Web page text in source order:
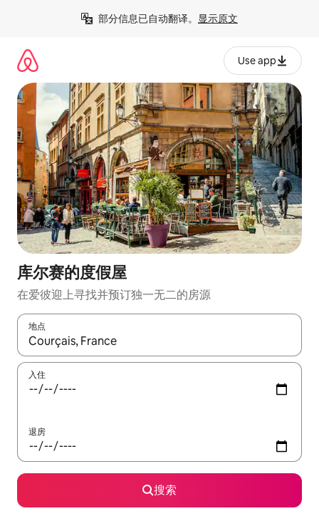
部分信息已自动翻译。 显示原文
Use app
库尔赛的度假屋
在爱彼迎上寻找并预订独一无二的房源
地点
如有搜索结果，请使用上下方向键查看，或通过点击或滑动手势
入住
退房
搜索